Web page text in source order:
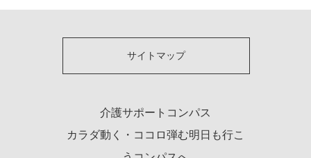
サイトマップ
介護サポートコンパス
カラダ動く・ココロ弾む明日も行こ